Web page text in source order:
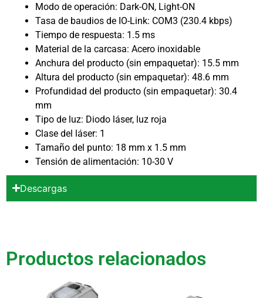
Modo de operación: Dark-ON, Light-ON
Tasa de baudios de IO-Link: COM3 (230.4 kbps)
Tiempo de respuesta: 1.5 ms
Material de la carcasa: Acero inoxidable
Anchura del producto (sin empaquetar): 15.5 mm
Altura del producto (sin empaquetar): 48.6 mm
Profundidad del producto (sin empaquetar): 30.4
mm
Tipo de luz: Diodo láser, luz roja
Clase del láser: 1
Tamaño del punto: 18 mm x 1.5 mm
Tensión de alimentación: 10-30 V
Descargas
Productos relacionados